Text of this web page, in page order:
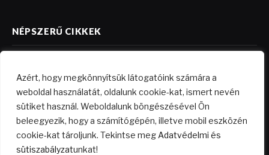
Azért, hogy megkönnyítsük látogatóink számára a
weboldal használatát, oldalunk cookie-kat, ismert nevén
sütiket használ. Weboldalunk böngészésével Ön
beleegyezik, hogy a számítógépén, illetve mobil eszközén
cookie-kat tároljunk. Tekintse meg Adatvédelmi és
sütiszabályzatunkat!
NÉPSZERŰ CIKKEK
Költségkímélő felújítási ötletek
Nyitott terű lakás? Mire jó az?
2026.04.23.